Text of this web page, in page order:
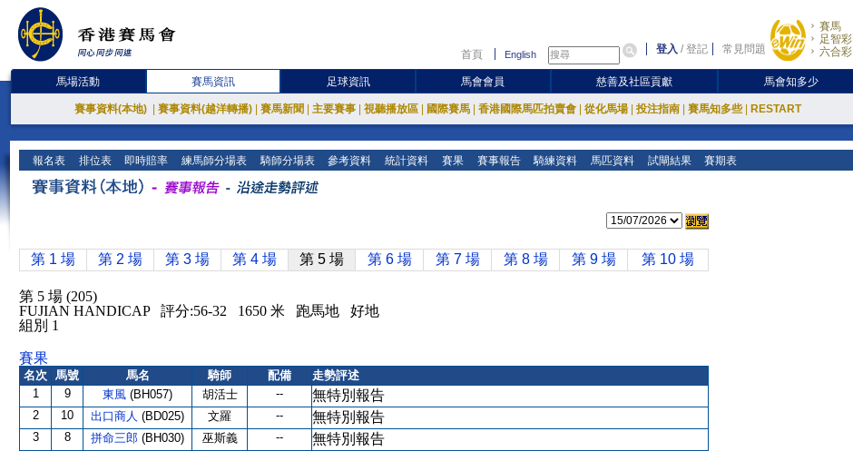
首頁 English 登入 /登記 常見問題
賽馬
足智彩
六合彩
馬場活動 賽馬資訊 足球資訊 馬會會員 慈善及社區貢獻 馬會知多少
賽事資料(本地) 賽事資料(越洋轉播) 賽馬新聞 主要賽事 視聽播放區 國際賽馬 香港國際馬匹拍賣會 從化馬場 投注指南 賽馬知多些 RESTART
報名表 排位表 即時賠率 練馬師分場表 騎師分場表 參考資料 統計資料 賽果 賽事報告 騎練資料 馬匹資料 試閘結果 賽期表
第 1 場 第 2 場 第 3 場 第 4 場 第 5 場 第 6 場 第 7 場 第 8 場 第 9 場 第 10 場
第 5 場 (205)
FUJIAN HANDICAP 評分:56-32 1650 米 跑馬地 好地
組別 1
賽果
名次 馬號 馬名 騎師 配備
走勢評述
1
9 東風 (BH057) 胡活士 -- 無特別報告
2 10 出口商人 (BD025) 文羅 -- 無特別報告
3 8 拼命三郎 (BH030) 巫斯義 -- 無特別報告